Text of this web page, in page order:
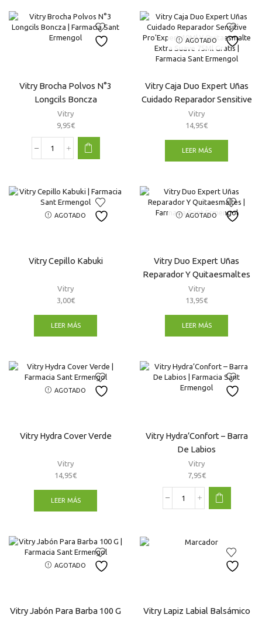
Longcils
Boncza
Vitry Brocha Polvos N°3
Longcils Boncza
Vitry
9,95€
Vitry
Longcils
cantidad
AGOTADO
Vitry Caja Duo Expert Uñas
Cuidado Reparador Sensitive
Pro’Expert 10Ml Y
Quitaesmalte Extra Suave
75Ml Gratis
Vitry
14,95€
LEER MÁS
AGOTADO
Vitry Cepillo Kabuki
Vitry
3,00€
LEER MÁS
AGOTADO
Vitry Duo Expert Uñas
Reparador Y Quitaesmaltes
Vitry
13,95€
LEER MÁS
AGOTADO
Vitry Hydra Cover Verde
Vitry
14,95€
LEER MÁS
Vitry Hydra’Confort – Barra
De Labios
Vitry
7,95€
Vitry
De
AGOTADO
Vitry Jabón Para Barba 100 G
Vitry Lapiz Labial Balsámico